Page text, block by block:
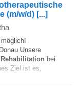
(m/w/d) [...]
Unsere
Rehabilitation bei
Ziel ist es,